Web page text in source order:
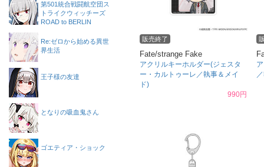
販売終了
Fate/strange Fake
アクリルキーホルダー(ジェスタ
ー・カルトゥーレ／執事＆メイ
ド)
990円
第501統合戦闘航空団ス
トライクウィッチーズ
ROAD to BERLIN
Re:ゼロから始める異世
界生活
王子様の友達
となりの吸血鬼さん
ゴエティア・ショック